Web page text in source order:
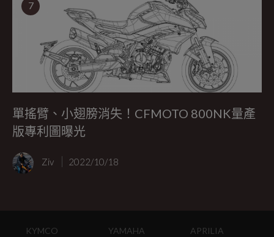
7
單搖臂、小翅膀消失！CFMOTO 800NK量產
版專利圖曝光
Ziv 2022/10/18
KYMCO
YAMAHA
APRILIA